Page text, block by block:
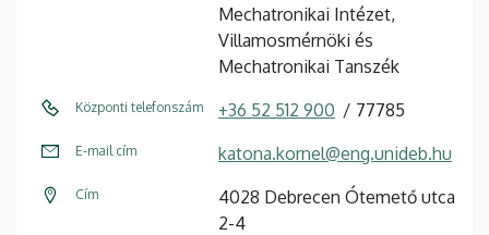
Mechatronikai Intézet,
Villamosmérnöki és
Mechatronikai Tanszék
Központi telefonszám +36 52 512 900 77785
E-mail cím katona.kornel@eng.unideb.hu
Cím
4028 Debrecen Ótemető utca
2-4